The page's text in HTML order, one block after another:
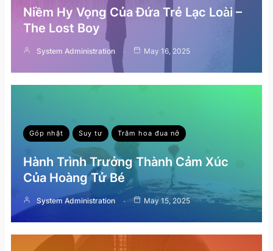
Niềm Hy Vọng Của Đứa Trẻ Lạc Loài –
The Lost Boy
System Administration May 16, 2025
Góp nhặt Suy tư Trăm hoa đua nở
Hành Trình Trưởng Thành Cảm Xúc
Của Hoàng Tử Bé
System Administration May 15, 2025